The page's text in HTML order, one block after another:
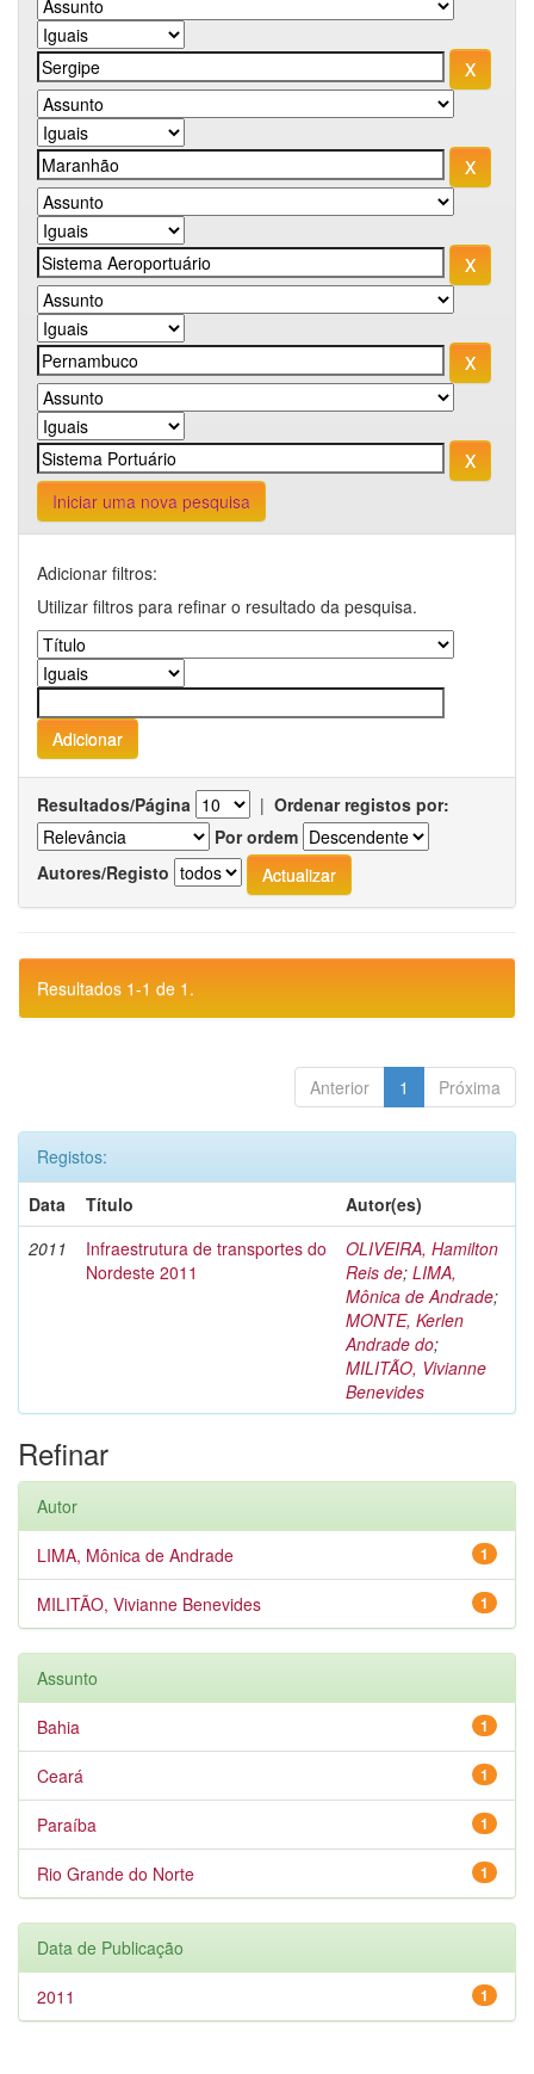
Iniciar uma nova pesquisa
Adicionar filtros:
Utilizar filtros para refinar o resultado da pesquisa.
Resultados/Página | Ordenar registos por:
Por ordem
Autores/Registo
Resultados 1-1 de 1.
Anterior 1 Próxima
Registos:
Data
Título
Autor(es)
2011
Infraestrutura de transportes do
Nordeste 2011
OLIVEIRA, Hamilton
Reis de; LIMA,
Mônica de Andrade;
MONTE, Kerlen
Andrade do;
MILITÃO, Vivianne
Benevides
Refinar
Autor
1
LIMA, Mônica de Andrade
1
MILITÃO, Vivianne Benevides
Assunto
1
Bahia
1
Ceará
1
Paraíba
1
Rio Grande do Norte
Data de Publicação
1
2011